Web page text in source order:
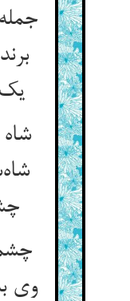
چشم بد نامش ایاز
وی